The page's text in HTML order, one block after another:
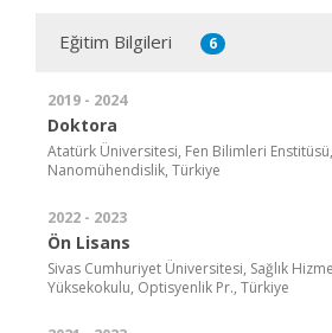
Eğitim Bilgileri 6
2019 - 2024
Doktora
Atatürk Üniversitesi, Fen Bilimleri
Nanomühendislik, Türkiye
2022 - 2023
Ön Lisans
Sivas Cumhuriyet Üniversitesi, Sağlık
Yüksekokulu, Optisyenlik Pr., Türkiye